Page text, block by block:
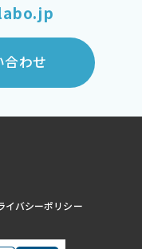
合わせ
イバシーポリシー